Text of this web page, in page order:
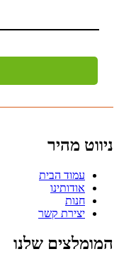
ניווט מהיר
עמוד הבית
אודותינו
חנות
יצירת קשר
המומלצים שלנו